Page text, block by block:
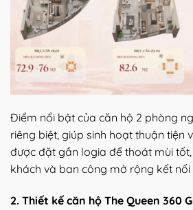
Điểm nổi bật của căn hộ 2 phòng
riêng biệt, giúp sinh hoạt thuận tiện
được đặt gần logia để thoát mùi
khách và ban công mở rộng kết nối
2. Thiết kế căn hộ The Queen 360